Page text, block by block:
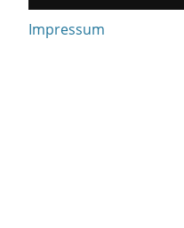
Impressum